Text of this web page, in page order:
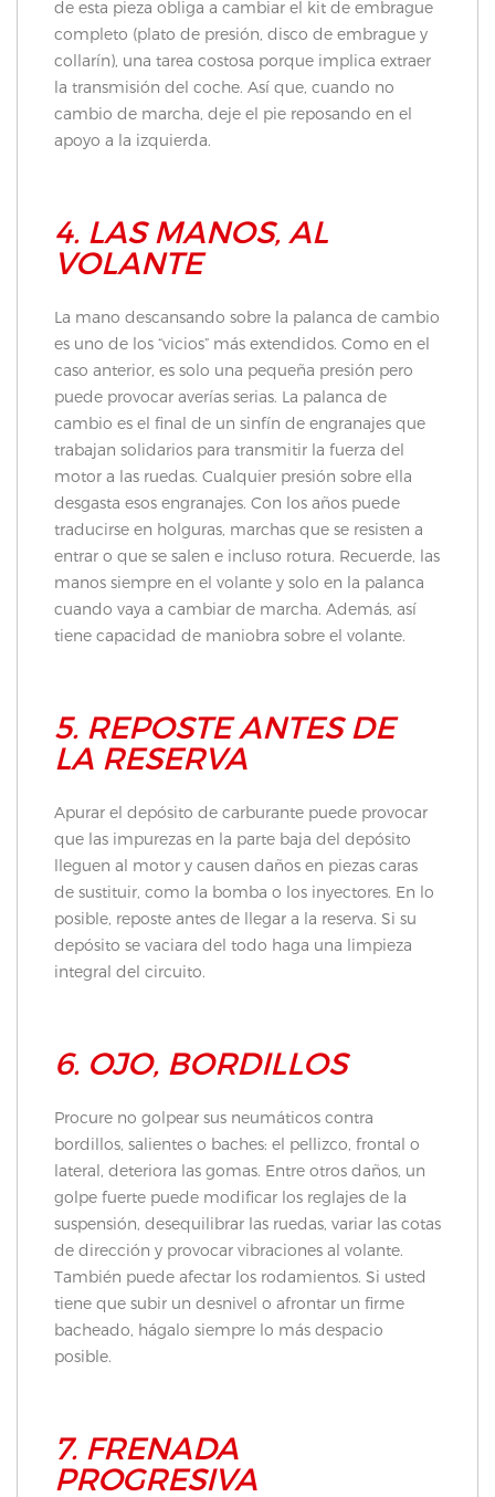
de esta pieza obliga a cambiar el kit de embrague
completo (plato de presión, disco de embrague y
collarín), una tarea costosa porque implica extraer
la transmisión del coche. Así que, cuando no
cambio de marcha, deje el pie reposando en el
apoyo a la izquierda.
4. LAS MANOS, AL
VOLANTE
La mano descansando sobre la palanca de cambio
es uno de los “vicios” más extendidos. Como en el
caso anterior, es solo una pequeña presión pero
puede provocar averías serias. La palanca de
cambio es el final de un sinfín de engranajes que
trabajan solidarios para transmitir la fuerza del
motor a las ruedas. Cualquier presión sobre ella
desgasta esos engranajes. Con los años puede
traducirse en holguras, marchas que se resisten a
entrar o que se salen e incluso rotura. Recuerde, las
manos siempre en el volante y solo en la palanca
cuando vaya a cambiar de marcha. Además, así
tiene capacidad de maniobra sobre el volante.
5. REPOSTE ANTES DE
LA RESERVA
Apurar el depósito de carburante puede provocar
que las impurezas en la parte baja del depósito
lleguen al motor y causen daños en piezas caras
de sustituir, como la bomba o los inyectores. En lo
posible, reposte antes de llegar a la reserva. Si su
depósito se vaciara del todo haga una limpieza
integral del circuito.
6. OJO, BORDILLOS
Procure no golpear sus neumáticos contra
bordillos, salientes o baches: el pellizco, frontal o
lateral, deteriora las gomas. Entre otros daños, un
golpe fuerte puede modificar los reglajes de la
suspensión, desequilibrar las ruedas, variar las cotas
de dirección y provocar vibraciones al volante.
También puede afectar los rodamientos. Si usted
tiene que subir un desnivel o afrontar un firme
bacheado, hágalo siempre lo más despacio
posible.
7. FRENADA
PROGRESIVA